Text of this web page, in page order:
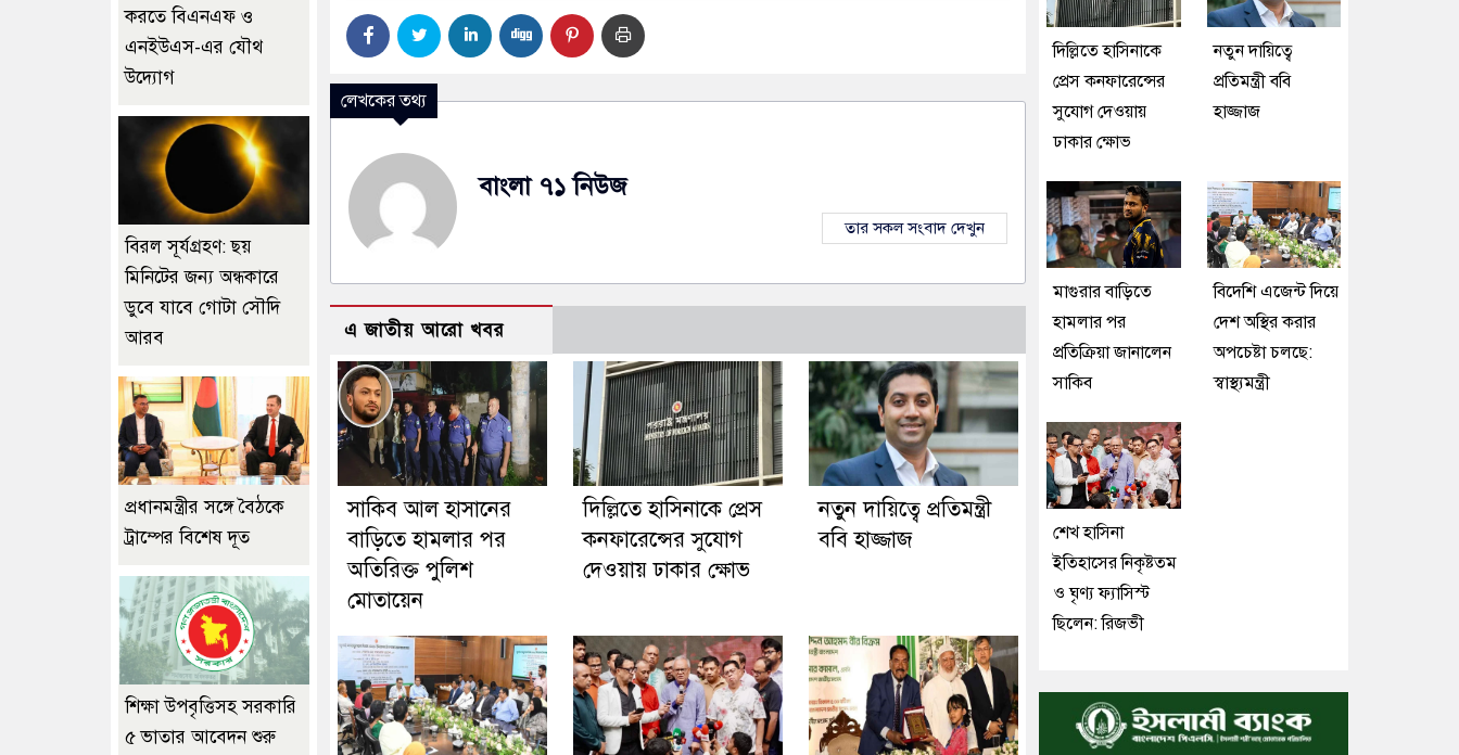
লেখকের তথ্য
বাংলা ৭১ নিউজ
তার সকল সংবাদ দেখুন
এ জাতীয় আরো খবর
সাকিব আল হাসানের
বাড়িতে হামলার পর
অতিরিক্ত পুলিশ
মোতায়েন
দিল্লিতে হাসিনাকে প্রেস
কনফারেন্সের সুযোগ
দেওয়ায় ঢাকার ক্ষোভ
নতুন দায়িত্বে প্রতিমন্ত্রী
ববি হাজ্জাজ
করতে বিএনএফ ও
এনইউএস-এর যৌথ
উদ্যোগ
বিরল সূর্যগ্রহণ: ছয়
মিনিটের জন্য অন্ধকারে
ডুবে যাবে গোটা সৌদি
আরব
প্রধানমন্ত্রীর সঙ্গে বৈঠকে
ট্রাম্পের বিশেষ দূত
শিক্ষা উপবৃত্তিসহ সরকারি
৫ ভাতার আবেদন শুরু
দিল্লিতে হাসিনাকে
প্রেস কনফারেন্সের
সুযোগ দেওয়ায়
ঢাকার ক্ষোভ
নতুন দায়িত্বে
প্রতিমন্ত্রী ববি
হাজ্জাজ
মাগুরার বাড়িতে
হামলার পর
প্রতিক্রিয়া জানালেন
সাকিব
বিদেশি এজেন্ট দিয়ে
দেশ অস্থির করার
অপচেষ্টা চলছে:
স্বাস্থ্যমন্ত্রী
শেখ হাসিনা
ইতিহাসের নিকৃষ্টতম
ও ঘৃণ্য ফ্যাসিস্ট
ছিলেন: রিজভী